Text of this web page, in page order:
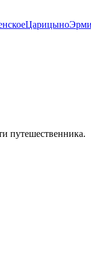
Царицыно
путешественника.